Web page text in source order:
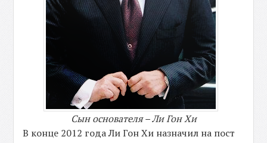
Сын основателя – Ли Гон Хи
В конце 2012 года Ли Гон Хи назначил на пост